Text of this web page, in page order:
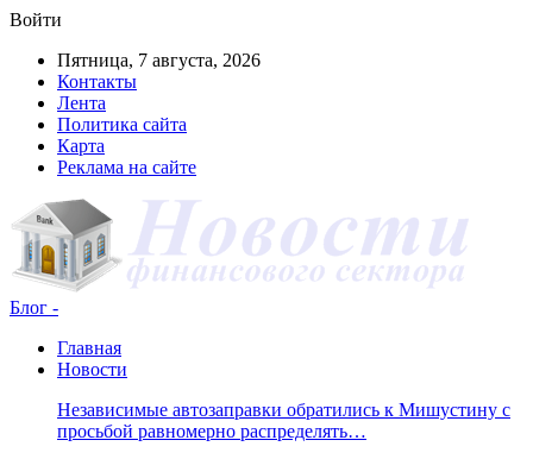
Войти
Пятница, 7 августа, 2026
Контакты
Лента
Политика сайта
Карта
Реклама на сайте
Блог -
Главная
Новости
Независимые автозаправки обратились к Мишустину с
просьбой равномерно распределять…